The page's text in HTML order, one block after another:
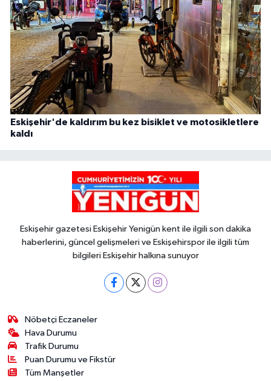
Eskişehir'de kaldırım bu kez bisiklet ve motosikletlere
kaldı
Eskişehir gazetesi Eskişehir Yenigün kent ile ilgili son dakika
haberlerini, güncel gelişmeleri ve Eskişehirspor ile ilgili tüm
bilgileri Eskişehir halkına sunuyor
Nöbetçi Eczaneler
Hava Durumu
Trafik Durumu
Puan Durumu ve Fikstür
Tüm Manşetler